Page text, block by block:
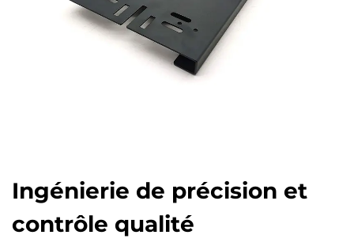
Ingénierie de précision et
contrôle qualité